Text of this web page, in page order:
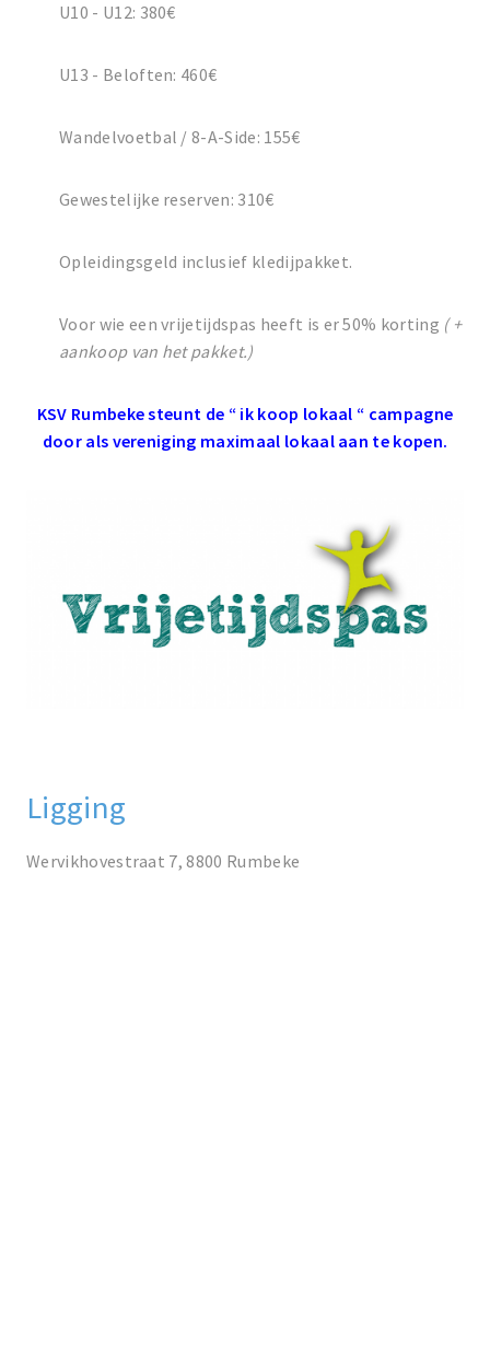
U10 - U12: 380€
U13 - Beloften: 460€
Wandelvoetbal / 8-A-Side: 155€
Gewestelijke reserven: 310€
Opleidingsgeld inclusief kledijpakket.
Voor wie een vrijetijdspas heeft is er 50% korting ( +
aankoop van het pakket.)
KSV Rumbeke steunt de “ ik koop lokaal “ campagne
door als vereniging maximaal lokaal aan te kopen.
Ligging
Wervikhovestraat 7, 8800 Rumbeke